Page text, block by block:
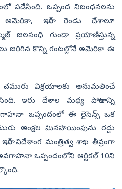
పడేసింది. ఒప్పంద నిబంధనలను
అమెరికా, ఇరాన్ రెండు దేశాలూ
జలసంధి గుండా ప్రయాణిస్తున్న
జరిగిన కొన్ని గంటల్లోనే అమెరికా ఈ
విక్రయాలకు అనుమతించే
ఇరు దేశాల మధ్య పోరాటాన్ని
ఒప్పందంలో ఈ లైసెన్స్ ఒక
ఆంక్షల మినహాయింపును రద్దు
విదేశాంగ మంత్రిత్వ శాఖ తీవ్రంగా
ఒప్పందంలోని ఆర్టికల్ 10ని